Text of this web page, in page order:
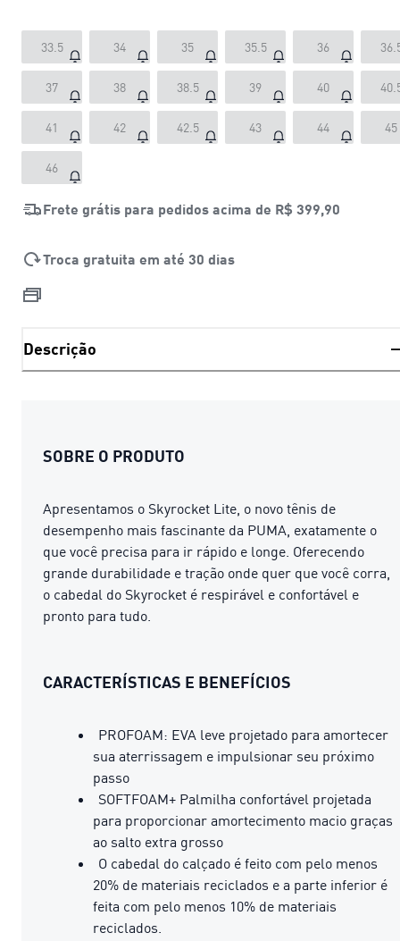
33.5 34 35 35.5 36
37 38 38.5 39 40
41 42 42.5 43 44 45
46
Frete grátis para pedidos acima de R$ 399,90
Troca gratuita em até 30 dias
Descrição
SOBRE O PRODUTO
Apresentamos o Skyrocket Lite, o novo tênis de
desempenho mais fascinante da PUMA, exatamente o
que você precisa para ir rápido e longe. Oferecendo
grande durabilidade e tração onde quer que você corra,
o cabedal do Skyrocket é respirável e confortável e
pronto para tudo.
CARACTERÍSTICAS E BENEFÍCIOS
PROFOAM: EVA leve projetado para amortecer
sua aterrissagem e impulsionar seu próximo
passo
SOFTFOAM+ Palmilha confortável projetada
para proporcionar amortecimento macio graças
ao salto extra grosso
O cabedal do calçado é feito com pelo menos
20% de materiais reciclados e a parte inferior é
feita com pelo menos 10% de materiais
reciclados.